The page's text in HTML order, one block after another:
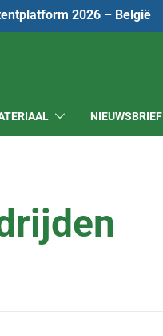
2026 – België
NIEUWSBRIEF